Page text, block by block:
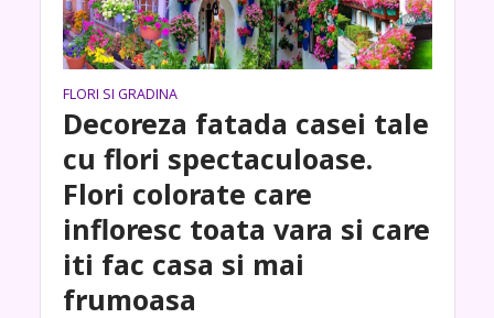
FLORI SI GRADINA
Decoreza fatada casei tale
cu flori spectaculoase.
Flori colorate care
infloresc toata vara si care
iti fac casa si mai
frumoasa